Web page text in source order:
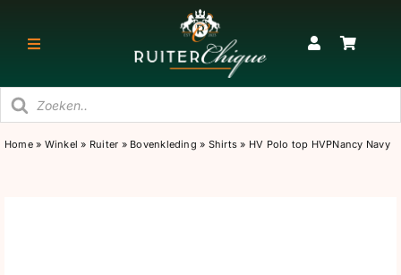
naar
Toggle
RUITER
Home» Winkel » Ruiter » Bovenkleding » Shirts » HV Polo top HVPNancy Navy